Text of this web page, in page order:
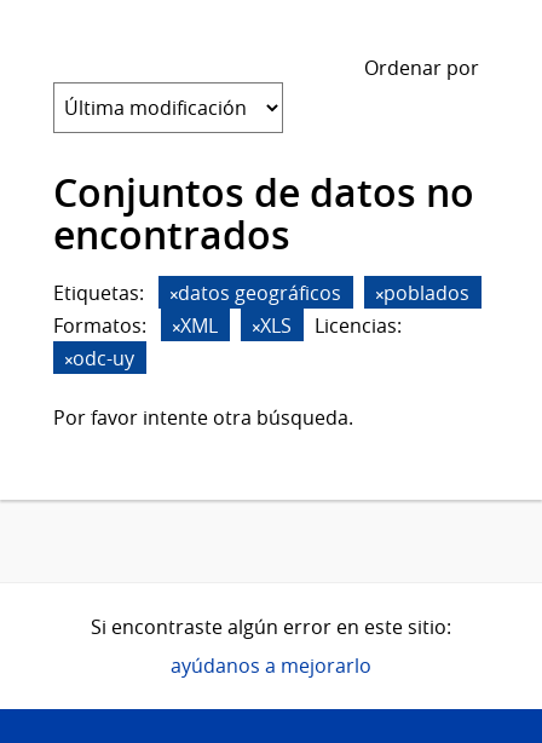
Ordenar por
Conjuntos de datos no
encontrados
Etiquetas: datos geográficos
poblados
Formatos:
XML XLS
Licencias:
odc-uy
Por favor intente otra búsqueda.
Si encontraste algún error en este sitio:
ayúdanos a mejorarlo